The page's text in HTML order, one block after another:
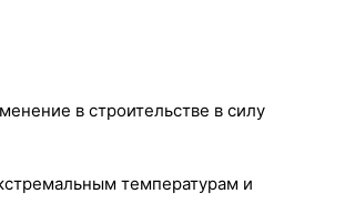
в строительстве в силу
температурам и